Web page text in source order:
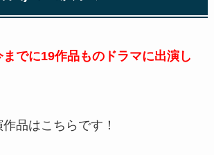
でに19作品ものドラマに出演し
品はこちらです！